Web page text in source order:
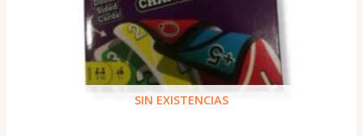
SIN EXISTENCIAS